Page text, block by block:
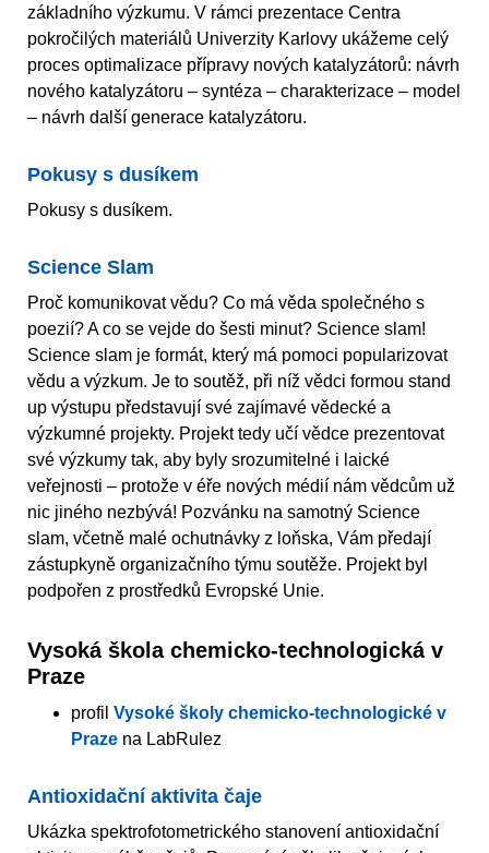
základního výzkumu. V rámci prezentace Centra
pokročilých materiálů Univerzity Karlovy ukážeme celý
proces optimalizace přípravy nových katalyzátorů: návrh
nového katalyzátoru – syntéza – charakterizace – model
– návrh další generace katalyzátoru.
Pokusy s dusíkem
Pokusy s dusíkem.
Science Slam
Proč komunikovat vědu? Co má věda společného s
poezií? A co se vejde do šesti minut? Science slam!
Science slam je formát, který má pomoci popularizovat
vědu a výzkum. Je to soutěž, při níž vědci formou stand
up výstupu představují své zajímavé vědecké a
výzkumné projekty. Projekt tedy učí vědce prezentovat
své výzkumy tak, aby byly srozumitelné i laické
veřejnosti – protože v éře nových médií nám vědcům už
nic jiného nezbývá! Pozvánku na samotný Science
slam, včetně malé ochutnávky z loňska, Vám předají
zástupkyně organizačního týmu soutěže. Projekt byl
podpořen z prostředků Evropské Unie.
Vysoká škola chemicko-technologická v
Praze
profil Vysoké školy chemicko-technologické v
Praze na LabRulez
Antioxidační aktivita čaje
Ukázka spektrofotometrického stanovení antioxidační